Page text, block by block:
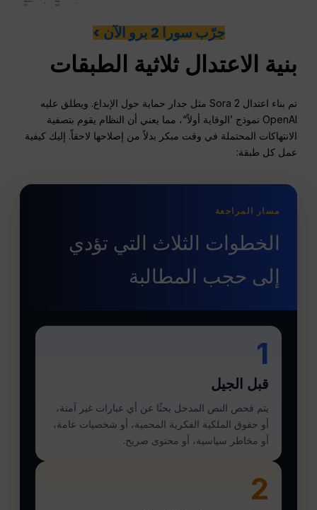
جرّب سورا 2 برو الآن >
بنية الاعتدال ثلاثية الطبقات
تم بناء اعتدال Sora 2 مثل جدار حماية حول الإبداع. ويطلق عليه
OpenAI نموذج ’الوقاية أولاً“، مما يعني أن النظام يقوم بتصفية
الانتهاكات المحتملة في وقت مبكر بدلاً من إصلاحها لاحقاً. إليك كيفية
عمل كل طبقة:
مسار المراجعة
الخطوات الثلاث التي تؤدي
إلى حجب المطالبة
1
قبل الجيل
يتم فحص النص المدخل بحثًا عن أي عبارات غير آمنة،
أو حقوق الملكية الفكرية المحمية، أو شخصيات عامة،
أو مخاطر سياسية، أو محتوى صريح.
2